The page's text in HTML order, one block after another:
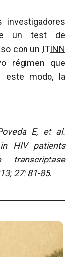
un test de
con un ITINN
régimen que
este modo, la
E, et al.
HIV patients
transcriptase
27: 81-85.